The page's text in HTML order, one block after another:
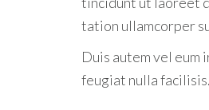
tation ullamcorper
Duis autem vel
feugiat nulla facilisis.